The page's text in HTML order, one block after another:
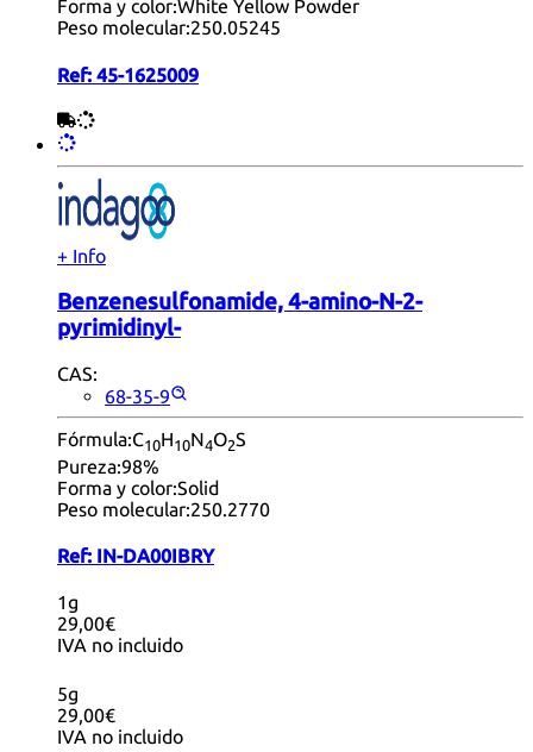
Forma y color:White Yellow Powder
Peso molecular:250.05245
Ref: 45-1625009
+ Info
Benzenesulfonamide, 4-amino-N-2-
pyrimidinyl-
CAS:
68-35-9
Fórmula:C10H10N4O2S
Pureza:98%
Forma y color:Solid
Peso molecular:250.2770
Ref: IN-DA00IBRY
1g
29,00€
IVA no incluido
5g
29,00€
IVA no incluido